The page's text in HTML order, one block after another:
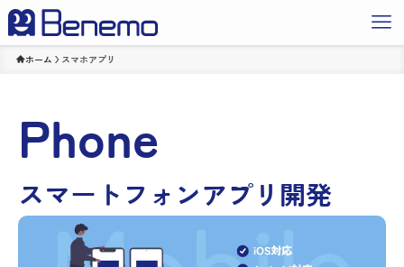
ホーム スマホアプリ
Phone
スマートフォンアプリ開発